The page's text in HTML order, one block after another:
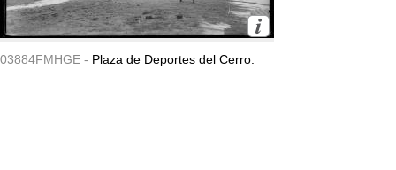
03884FMHGE - Plaza de Deportes del Cerro.